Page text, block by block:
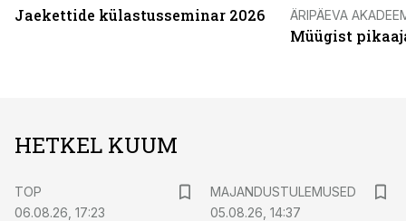
Jaekettide külastusseminar 2026 ÄRIPÄEVA
Müügist
HETKEL KUUM
TOP
06.08.26, 17:23
MAJANDUSTULEMUSED
05.08.26, 14:37